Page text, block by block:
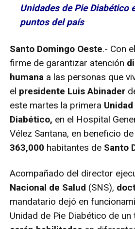
Unidades de Pie Diabético
puntos del país
Santo Domingo Oeste.- Con
firme de garantizar atención
humana a las personas que
el presidente Luis Abinader
este martes la primera
Diabético, en el Hospital
Vélez Santana, en beneficio
363,000 habitantes de Santo
Acompañado del director
Nacional de Salud (SNS),
mandatario dejó en
Unidad de Pie Diabético de un